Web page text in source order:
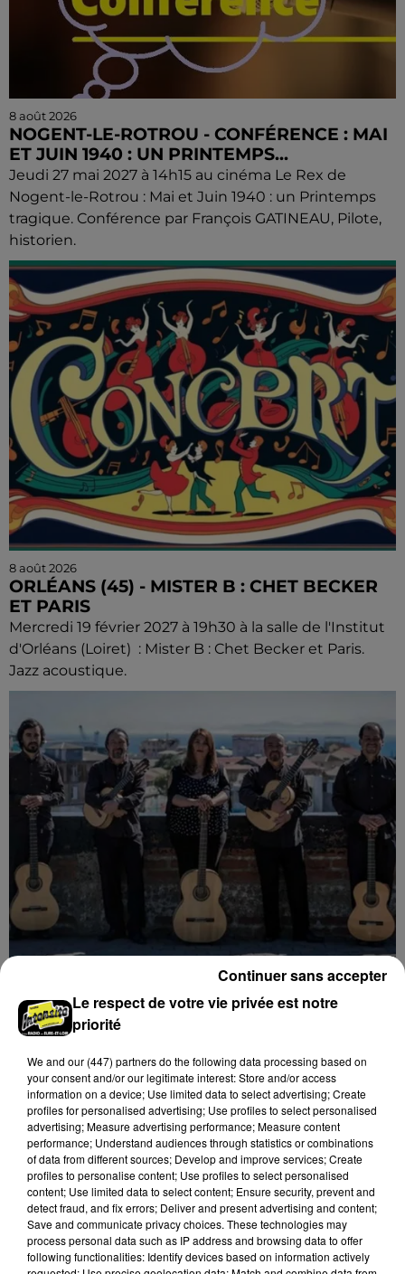
8 août 2026
NOGENT-LE-ROTROU - CONFÉRENCE : MAI
ET JUIN 1940 : UN PRINTEMPS...
Jeudi 27 mai 2027 à 14h15 au cinéma Le Rex de
Nogent-le-Rotrou : Mai et Juin 1940 : un Printemps
tragique. Conférence par François GATINEAU, Pilote,
historien.
8 août 2026
ORLÉANS (45) - MISTER B : CHET BECKER
ET PARIS
Mercredi 19 février 2027 à 19h30 à la salle de l'Institut
d'Orléans (Loiret) : Mister B : Chet Becker et Paris.
Jazz acoustique.
8 août 2026
ORLÉANS (45) - CONSORT GUITARISSITICO
DE CHILE
Mercredi 10 février 2027 à 19h30 à la salle de l'Institut
d'Orléans (Loiret) : Consort Guitarissitico de Chile.
Concert de guitares. Entrée libre.
Le respect de votre vie privée est notre
priorité
We and our (447) partnersdo the following data processing based on
your consent and/or our legitimate interest: Store and/or access
information on a device; Use limited data to select advertising; Create
profiles for personalised advertising; Use profiles to select personalised
advertising; Measure advertising performance; Measure content
performance; Understand audiences through statistics or combinations
of data from different sources; Develop and improve services; Create
profiles to personalise content; Use profiles to select personalised
content; Use limited data to select content; Ensure security, prevent and
detect fraud, and fix errors; Deliver and present advertising and content;
Save and communicate privacy choices. These technologies may
process personal data such as IP address and browsing data to offer
following functionalities: Identify devices based on information actively
Continuer sans accepter